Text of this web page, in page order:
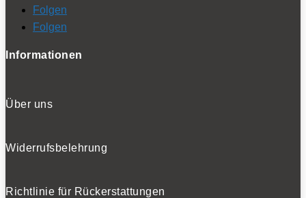
Folgen
Folgen
Informationen
Über uns
Widerrufsbelehrung
Richtlinie für Rückerstattungen